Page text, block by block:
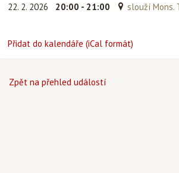
22. 2. 2026 20:00 - 21:00 slouží Mons.
Přidat do kalendáře (iCal formát)
Zpět na přehled událostí